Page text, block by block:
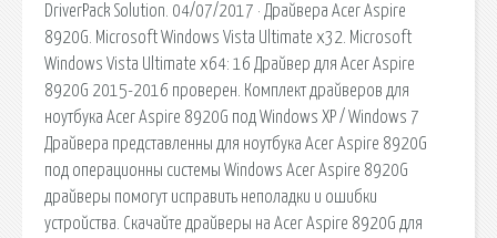
DriverPack Solution. 04/07/2017 · Драйвера Acer Aspire
8920G. Microsoft Windows Vista Ultimate x32. Microsoft
Windows Vista Ultimate x64: 16 Драйвер для Acer Aspire
8920G 2015-2016 проверен. Комплект драйверов для
ноутбука Acer Aspire 8920G под Windows XP / Windows 7
Драйвера представленны для ноутбука Acer Aspire 8920G
под операционны системы Windows Acer Aspire 8920G
драйверы помогут исправить неполадки и ошибки
устройства. Скачайте драйверы на Acer Aspire 8920G для